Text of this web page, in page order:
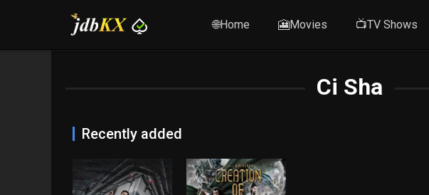
🌐Home 🎦Movies 📺TV Shows
Ci Sha
Recently added